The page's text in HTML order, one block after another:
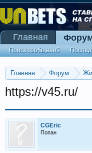
Главная Форум
https://v45.ru/
CGEric
Попан
Главная
Поиск сообщений